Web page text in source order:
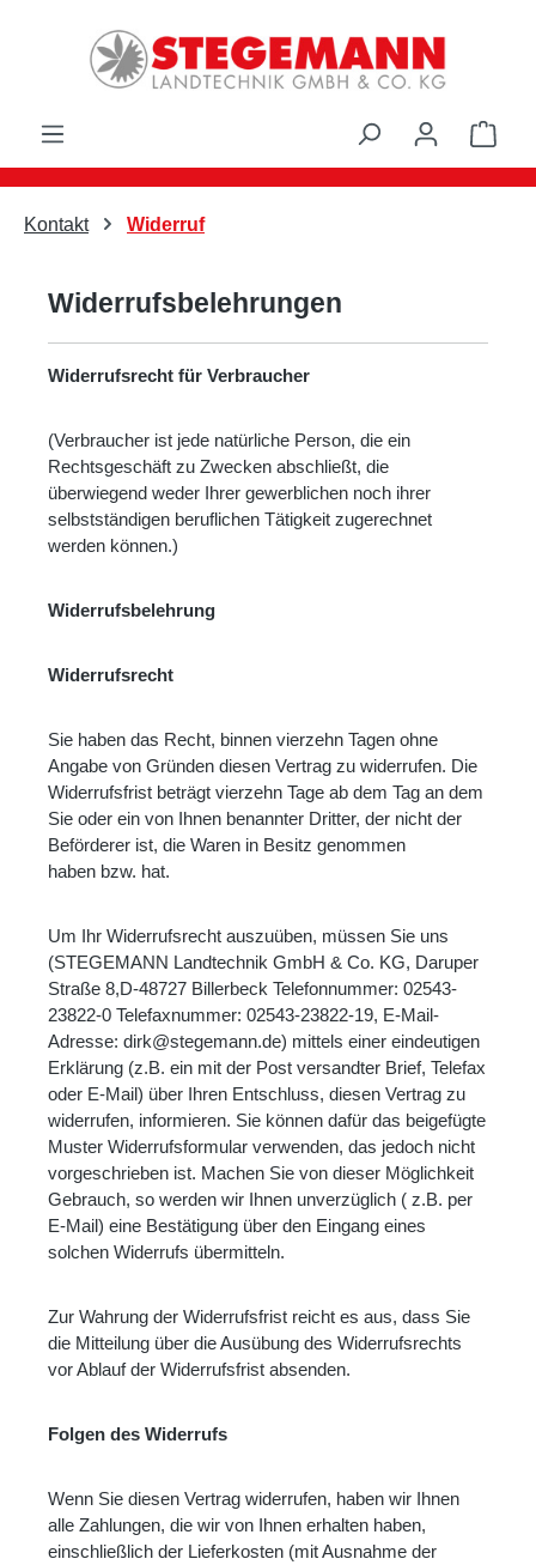
Zum Hauptinhalt springen
Kontakt Widerruf
Widerrufsbelehrungen
Widerrufsrecht für Verbraucher
(Verbraucher ist jede natürliche Person, die ein
Rechtsgeschäft zu Zwecken abschließt, die
überwiegend weder Ihrer gewerblichen noch ihrer
selbstständigen beruflichen Tätigkeit zugerechnet
werden können.)
Widerrufsbelehrung
Widerrufsrecht
Sie haben das Recht, binnen vierzehn Tagen ohne
Angabe von Gründen diesen Vertrag zu widerrufen. Die
Widerrufsfrist beträgt vierzehn Tage ab dem Tag an dem
Sie oder ein von Ihnen benannter Dritter, der nicht der
Beförderer ist, die Waren in Besitz genommen
haben bzw. hat.
Um Ihr Widerrufsrecht auszuüben, müssen Sie uns
(STEGEMANN Landtechnik GmbH & Co. KG, Daruper
Straße 8,D-48727 Billerbeck Telefonnummer: 02543-
23822-0 Telefaxnummer: 02543-23822-19, E-Mail-
Adresse: dirk@stegemann.de) mittels einer eindeutigen
Erklärung (z.B. ein mit der Post versandter Brief, Telefax
oder E-Mail) über Ihren Entschluss, diesen Vertrag zu
widerrufen, informieren. Sie können dafür das beigefügte
Muster Widerrufsformular verwenden, das jedoch nicht
vorgeschrieben ist. Machen Sie von dieser Möglichkeit
Gebrauch, so werden wir Ihnen unverzüglich ( z.B. per
E-Mail) eine Bestätigung über den Eingang eines
solchen Widerrufs übermitteln.
Zur Wahrung der Widerrufsfrist reicht es aus, dass Sie
die Mitteilung über die Ausübung des Widerrufsrechts
vor Ablauf der Widerrufsfrist absenden.
Folgen des Widerrufs
Wenn Sie diesen Vertrag widerrufen, haben wir Ihnen
alle Zahlungen, die wir von Ihnen erhalten haben,
einschließlich der Lieferkosten (mit Ausnahme der